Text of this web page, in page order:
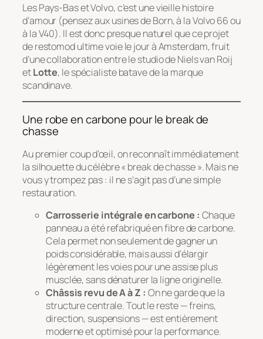
Les Pays-Bas et Volvo, c’est une vieille histoire
d’amour (pensez aux usines de Born, à la Volvo 66 ou
à la V40). Il est donc presque naturel que ce projet
de restomod ultime voie le jour à Amsterdam, fruit
d’une collaboration entre le studio de Niels van Roij
etLotte, le spécialiste batave de la marque
scandinave.
Une robe en carbone pour le break de
chasse
Au premier coup d’œil, on reconnaît immédiatement
la silhouette du célèbre « break de chasse ». Mais ne
vous y trompez pas : il ne s’agit pas d’une simple
restauration.
Carrosserie intégrale en carbone : Chaque
panneau a été refabriqué en fibre de carbone.
Cela permet non seulement de gagner un
poids considérable, mais aussi d’élargir
légèrement les voies pour une assise plus
musclée, sans dénaturer la ligne originelle.
Châssis revu de A à Z : On ne garde que la
structure centrale. Tout le reste — freins,
direction, suspensions — est entièrement
moderne et optimisé pour la performance.